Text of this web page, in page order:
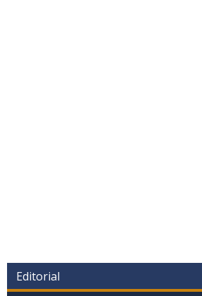
Editorial